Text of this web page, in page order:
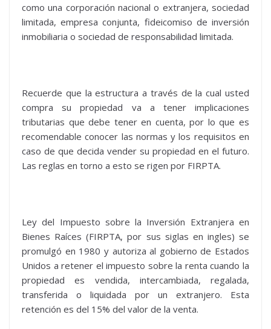
como una corporación nacional o extranjera, sociedad
limitada, empresa conjunta, fideicomiso de inversión
inmobiliaria o sociedad de responsabilidad limitada.
Recuerde que la estructura a través de la cual usted
compra su propiedad va a tener implicaciones
tributarias que debe tener en cuenta, por lo que es
recomendable conocer las normas y los requisitos en
caso de que decida vender su propiedad en el futuro.
Las reglas en torno a esto se rigen por FIRPTA.
Ley del Impuesto sobre la Inversión Extranjera en
Bienes Raíces (FIRPTA, por sus siglas en ingles) se
promulgó en 1980 y autoriza al gobierno de Estados
Unidos a retener el impuesto sobre la renta cuando la
propiedad es vendida, intercambiada, regalada,
transferida o liquidada por un extranjero. Esta
retención es del 15% del valor de la venta.